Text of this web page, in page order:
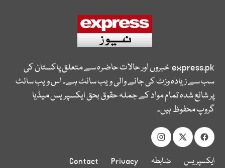
express.pkخبروں اور حالات حاضرہ سے متعلق پاکستان کی
سب سے زیادہ وزٹ کی جانے والی ویب سائٹ ہے۔ اس ویب سائٹ
پر شائع شدہ تمام مواد کے جملہ حقوق بحق ایکسپریس میڈیا
گروپ محفوظ ہیں۔
ایکسپریس ضابطہ Privacy
Contact